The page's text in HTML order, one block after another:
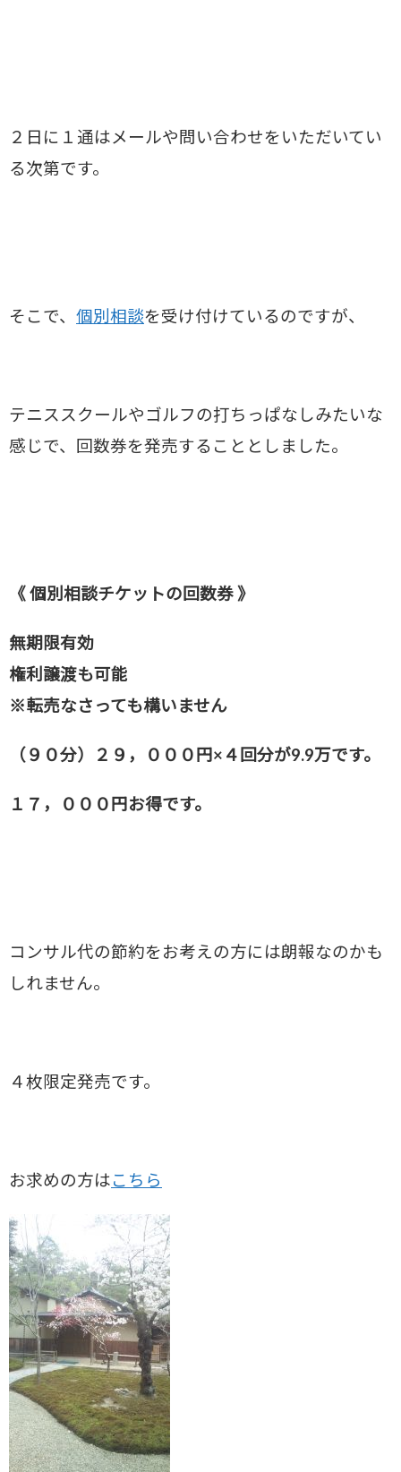
２日に１通はメールや問い合わせをいただいてい
る次第です。
そこで、 個別相談を受け付けているのですが、
テニススクールやゴルフの打ちっぱなしみたいな
感じで、回数券を発売することとしました。
《 個別相談チケットの回数券 》
無期限有効
権利譲渡も可能
※転売なさっても構いません
（９０分）２９，０００円×４回分が9.9万です。
１７，０００円お得です。
コンサル代の節約をお考えの方には朗報なのかも
しれません。
４枚限定発売です。
お求めの方はこちら